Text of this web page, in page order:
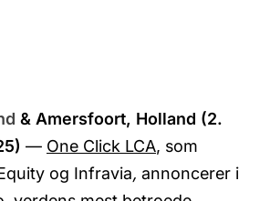
& Amersfoort, Holland (2.
— One Click LCA, som
og Infravia, annoncerer i